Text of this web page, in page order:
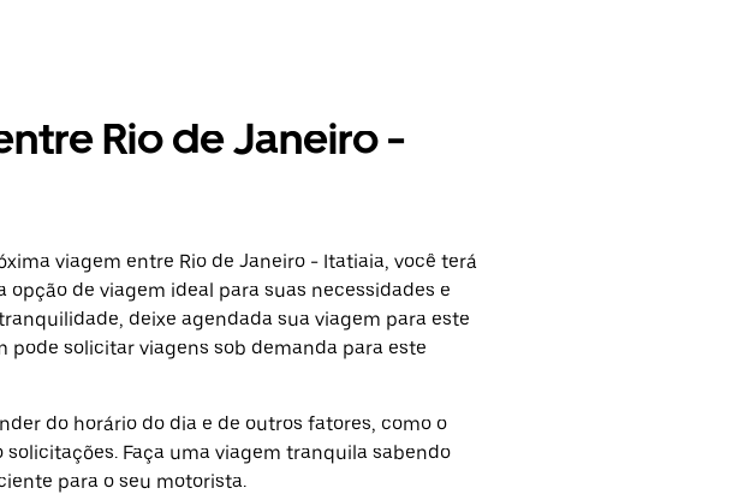
Rio de Janeiro -
viagem entre Rio de Janeiro - Itatiaia, você terá
opção de viagem ideal para suas necessidades e
deixe agendada sua viagem para este
pode solicitar viagens sob demanda para este
do horário do dia e de outros fatores, como o
Faça uma viagem tranquila sabendo
para o seu motorista.